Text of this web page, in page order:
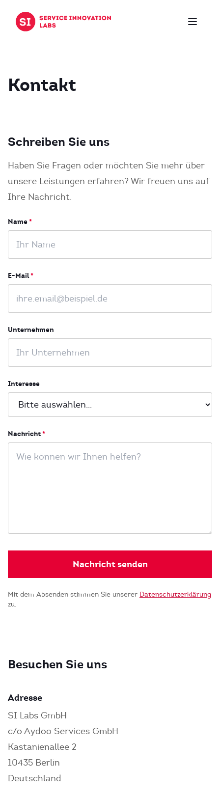
Kontakt
Schreiben Sie uns
Haben Sie Fragen oder möchten Sie mehr über
unsere Leistungen erfahren? Wir freuen uns auf
Ihre Nachricht.
Name*
E-Mail*
Unternehmen
Interesse
Nachricht*
Nachricht senden
Mit dem Absenden stimmen Sie unserer Datenschutzerklärung
zu.
Besuchen Sie uns
Adresse
SI Labs GmbH
c/o Aydoo Services GmbH
Kastanienallee 2
10435 Berlin
Deutschland